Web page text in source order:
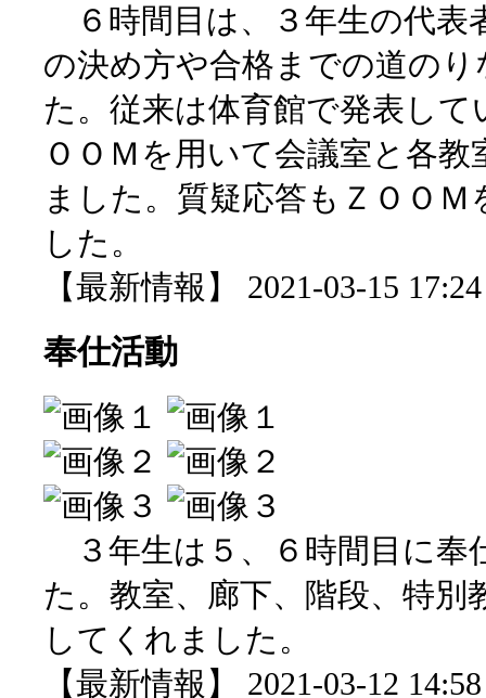
６時間目は、３年生の代表
の決め方や合格までの道の
た。従来は体育館で発表し
ＯＯＭを用いて会議室と各
ました。質疑応答もＺＯＯ
した。
【最新情報】 2021-03-15
奉仕活動
３年生は５、６時間目に奉
た。教室、廊下、階段、特別
してくれました。
【最新情報】 2021-03-12